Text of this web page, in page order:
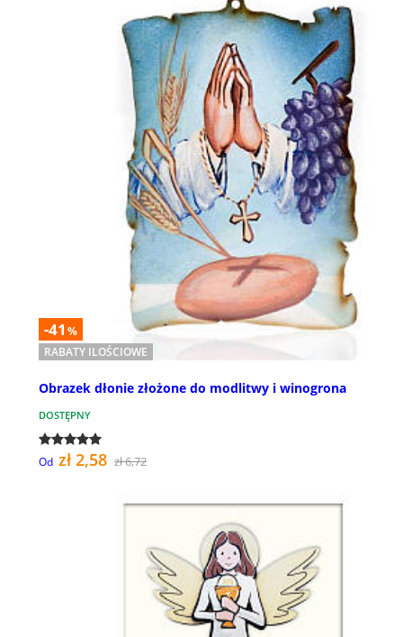
-41 %
RABATY ILOŚCIOWE
Obrazek dłonie złożone do modlitwy i winogrona
DOSTĘPNY
Od zł 2,58 zł 6,72